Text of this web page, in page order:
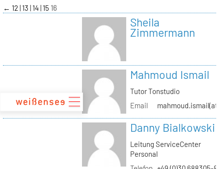
zum
Inhalt
← 12 13 14 15 16
Sheila
Zimmermann
Mahmoud Ismail
Tutor Tonstudio
Email
Danny Bialkowski
Leitung ServiceCenter
Personal